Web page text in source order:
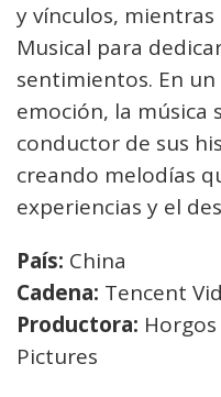
y vínculos,
Musical para
sentimientos. En
emoción, la música
conductor de sus
creando melodías
experiencias y el
País: China
Cadena: Tencent
Productora:
Pictures